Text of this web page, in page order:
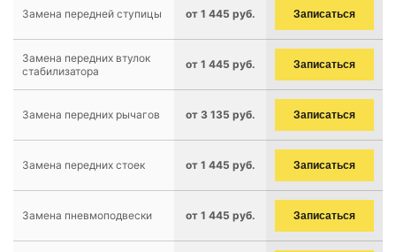
Замена передней ступицы от 1 445 руб. Записаться
Замена передних втулок
стабилизатора
от 1 445 руб. Записаться
Замена передних рычагов от 3 135 руб. Записаться
Замена передних стоек от 1 445 руб. Записаться
Замена пневмоподвески от 1 445 руб. Записаться